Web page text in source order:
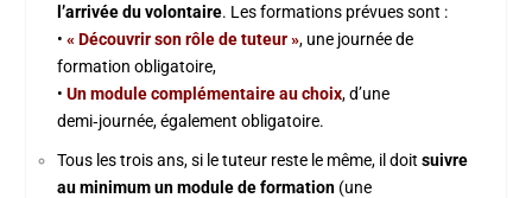
l’arrivée du volontaire. Les formations prévues sont :
•« Découvrir son rôle de tuteur », une journée de
formation obligatoire,
•Un module complémentaire au choix, d’une
demi‑journée, également obligatoire.
Tous les trois ans, si le tuteur reste le même, il doitsuivre
au minimum un module de formation (une